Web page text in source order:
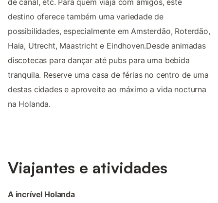
de canal, etc. Para quem viaja com amigos, este
destino oferece também uma variedade de
possibilidades, especialmente em Amsterdão, Roterdão,
Haia, Utrecht, Maastricht e Eindhoven.Desde animadas
discotecas para dançar até pubs para uma bebida
tranquila. Reserve uma casa de férias no centro de uma
destas cidades e aproveite ao máximo a vida nocturna
na Holanda.
Viajantes e atividades
A incrível Holanda